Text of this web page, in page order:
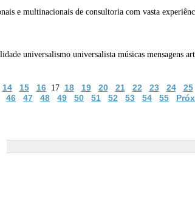
e multinacionais de consultoria com vasta
universalismo universalista músicas mensagens
14 15 1617 18 19 20 21 22 23 24 25
46 47 48 49 50 51 52 53 54 55